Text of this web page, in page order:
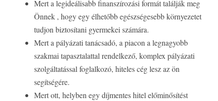
Mert a legideálisabb finanszírozási formát találják meg
Önnek , hogy egy élhetőbb egészségesebb környezetet
tudjon biztosítani gyermekei számára.
Mert a pályázati tanácsadó, a piacon a legnagyobb
szakmai tapasztalattal rendelkező, komplex pályázati
szolgáltatással foglalkozó, hiteles cég lesz az ön
segítségére.
Mert ott, helyben egy díjmentes hitel előminősítést